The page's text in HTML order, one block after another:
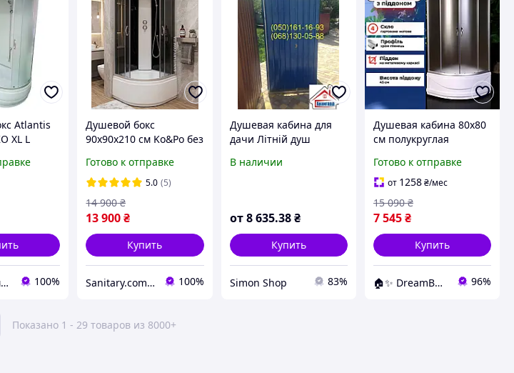
Atlantis
XL L
Интернет магазин дверей и сантехники KIRI 100%
Душевой бокс
90х90х210 см Ko&Po без
глубоким поддоном
закрытая душевая
кабина закаленное
стекло
Готово к отправке
5.0 (5)
13 900₴
14 900 ₴
Купить
Sanitary.com.ua 100%
Душевая кабина для
дачи Літній душ
душевая
В наличии
от 8 635.38 ₴
Купить
Simon Shop 83%
Душевая кабина 80x80
см полукруглая
раздвижные двери
высокий поддон 43 см
Готово к отправке
от 1258₴/мес
7 545₴
15 090 ₴
Купить
🏠✨ DreamBuy ✨🏠 96%
Показано 1 - 29 товаров из 8000+